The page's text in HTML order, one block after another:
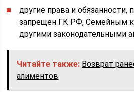
другие права и обязанности,
запрещен ГК РФ, Семейным
другими законодательными
Читайте также: Возврат
алиментов